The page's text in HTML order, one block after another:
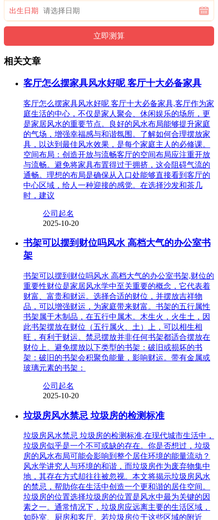
出生日期
相关文章
客厅怎么摆家具风水好呢 客厅十大必备家具
客厅怎么摆家具风水好呢 客厅十大必备家具,客厅作为家
庭生活的中心，不仅是家人聚会、休闲娱乐的场所，更
是家居风水的重要节点。良好的风水布局能够提升家庭
的气场，增强幸福感与和谐氛围。了解如何合理摆放家
具，以达到最佳风水效果，是每个家庭主人的必修课。
空间布局：创造开放与流畅客厅的空间布局应注重开放
与流畅。避免将家具布置得过于拥挤，这会阻碍气流的
通畅。理想的布局是确保从入口处能够直接看到客厅的
中心区域，给人一种迎接的感觉。在选择沙发和茶几
时，建议
公司起名
2025-10-20
书架可以摆到财位吗风水 高档大气的办公室书
架
书架可以摆到财位吗风水 高档大气的办公室书架,财位的
重要性财位是家居风水学中至关重要的概念，它代表着
财富、富贵和财运。选择合适的财位，并摆放吉祥物
品，可以增强财运，为家庭带来财富。书架的五行属性
书架属于木制品，在五行中属木。木生火，火生土，因
此书架摆放在财位（五行属火、土）上，可以相生相
旺，有利于财运。禁忌摆放并非任何书架都适合摆放在
财位上。避免摆放以下类型的书架：破旧或损坏的书
架：破旧的书架会积聚负能量，影响财运。带有金属或
玻璃元素的书架：
公司起名
2025-10-20
垃圾房风水禁忌 垃圾房的检测标准
垃圾房风水禁忌 垃圾房的检测标准,在现代城市生活中，
垃圾房似乎是一个不可或缺的存在。你是否想过，垃圾
房的风水布局可能会影响到整个居住环境的能量流动？
风水学讲究人与环境的和谐，而垃圾房作为废弃物集中
地，其存在方式却往往被忽视。本文将揭示垃圾房风水
的禁忌，帮助你在生活中创造一个更和谐的居住空间。
垃圾房的位置选择垃圾房的位置是风水中最为关键的因
素之一。通常情况下，垃圾房应远离主要的生活区域，
如卧室、厨房和客厅。若垃圾房位于这些区域的附近